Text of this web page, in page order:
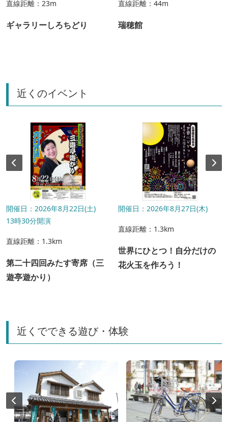
直線距離：23m
ギャラリーしろちどり
直線距離：44m
瑞穂館
近くのイベント
開催日：2026年8月22日(土)
13時30分開演
直線距離：1.3km
第二十四回みたす寄席（三
遊亭遊かり）
開催日：2026年8月27日(木)
直線距離：1.3km
世界にひとつ！自分だけの
花火玉を作ろう！
近くでできる遊び・体験